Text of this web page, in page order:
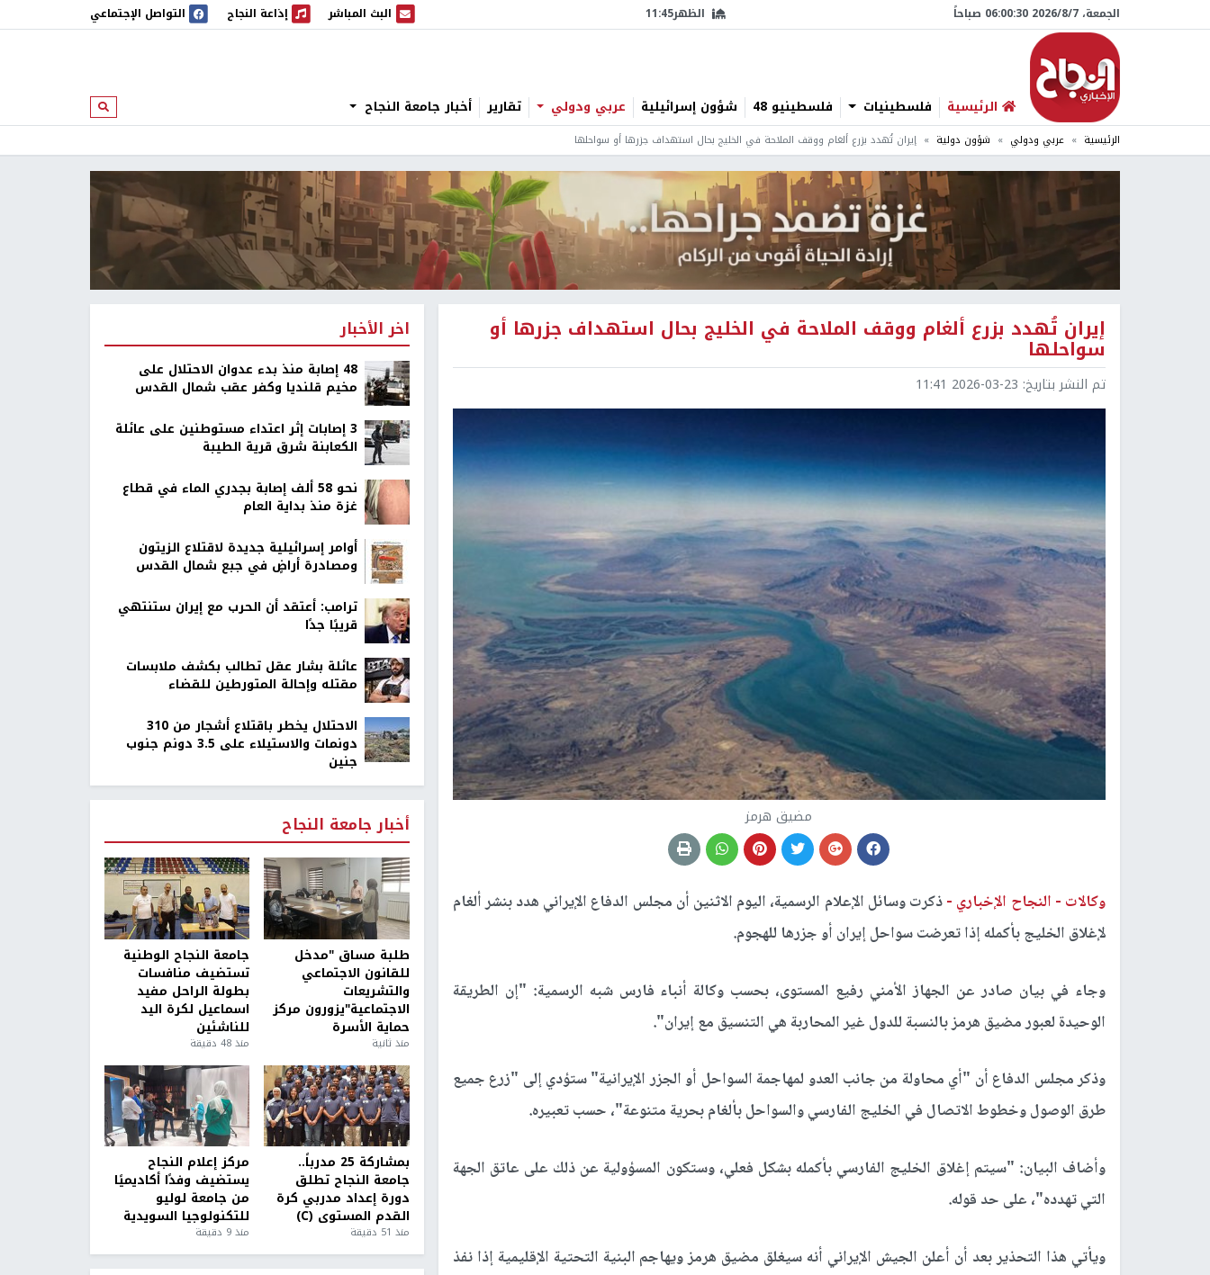
الجمعة، 7/‏8/‏2026 06:00:31 صباحاً الظهر11:45 البث المباشر
البث المباشر إذاعة النجاح
إذاعة النجاح التواصل الإجتماعي
الرئيسية فلسطينيات فلسطينيو 48 شؤون إسرائيلية عربي ودولي تقارير أخبار جامعة النجاح ابحث
الرئيسية عربي ودولي شؤون دولية إيران تُهدد بزرع ألغام ووقف الملاحة في الخليج بحال استهداف جزرها أو سواحلها
إيران تُهدد بزرع ألغام ووقف الملاحة في الخليج بحال استهداف جزرها أو
سواحلها
تم النشر بتاريخ: 2026-03-23 11:41
مضيق هرمز
وكالات - النجاح الإخباري -ذكرت وسائل الإعلام الرسمية، اليوم الاثنين أن مجلس الدفاع الإيراني هدد بنشر ألغام
لإغلاق الخليج بأكمله إذا تعرضت سواحل إيران أو جزرها للهجوم.
وجاء في بيان صادر عن الجهاز الأمني رفيع المستوى، بحسب وكالة أنباء فارس شبه الرسمية: "إن الطريقة
الوحيدة لعبور مضيق هرمز بالنسبة للدول غير المحاربة هي التنسيق مع إيران".
وذكر مجلس الدفاع أن "أي محاولة من جانب العدو لمهاجمة السواحل أو الجزر الإيرانية" ستؤدي إلى "زرع جميع
طرق الوصول وخطوط الاتصال في الخليج الفارسي والسواحل بألغام بحرية متنوعة"، حسب تعبيره.
وأضاف البيان: "سيتم إغلاق الخليج الفارسي بأكمله بشكل فعلي، وستكون المسؤولية عن ذلك على عاتق الجهة
التي تهدده"، على حد قوله.
ويأتي هذا التحذير بعد أن أعلن الجيش الإيراني أنه سيغلق مضيق هرمز ويهاجم البنية التحتية الإقليمية إذا نفذ
اخر الأخبار
48 إصابة منذ بدء عدوان الاحتلال على
مخيم قلنديا وكفر عقب شمال القدس
‏3 إصابات إثر اعتداء مستوطنين على عائلة
الكعابنة شرق قرية الطيبة
نحو 58 ألف إصابة بجدري الماء في قطاع
غزة منذ بداية العام
أوامر إسرائيلية جديدة لاقتلاع الزيتون
ومصادرة أراضٍ في جبع شمال القدس
ترامب: أعتقد أن الحرب مع إيران ستنتهي
قريبًا جدًا
عائلة بشار عقل تطالب بكشف ملابسات
مقتله وإحالة المتورطين للقضاء
الاحتلال يخطر باقتلاع أشجار من 310
دونمات والاستيلاء على 3.5 دونم جنوب
جنين
أخبار جامعة النجاح
طلبة مساق "مدخل
للقانون الاجتماعي
والتشريعات
الاجتماعية"يزورون مركز
حماية الأسرة
منذ ثانية
جامعة النجاح الوطنية
تستضيف منافسات
بطولة الراحل مفيد
اسماعيل لكرة اليد
للناشئين
منذ 48 دقيقة
بمشاركة 25 مدرباً..
جامعة النجاح تطلق
دورة إعداد مدربي كرة
القدم المستوى (C)
منذ 51 دقيقة
مركز إعلام النجاح
يستضيف وفدًا أكاديميًا
من جامعة لوليو
للتكنولوجيا السويدية
منذ 9 دقيقة